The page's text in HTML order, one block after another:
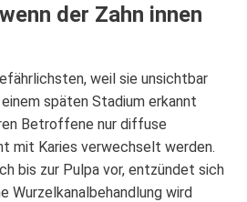
der Zahn innen
weil sie unsichtbar
späten Stadium erkannt
Betroffene nur diffuse
mit Karies verwechselt werden.
bis zur Pulpa vor, entzündet sich
Wurzelkanalbehandlung wird